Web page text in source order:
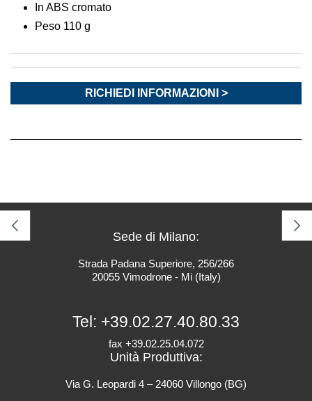
In ABS cromato
Peso 110 g
RICHIEDI INFORMAZIONI >
Sede di Milano:
Strada Padana Superiore, 256/266
20055 Vimodrone - Mi (Italy)
Tel: +39.02.27.40.80.33
fax +39.02.25.04.072
Unità Produttiva:
Via G. Leopardi 4 – 24060 Villongo (BG)